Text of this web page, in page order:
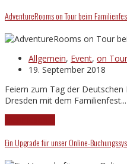
AdventureRooms on Tour beim
Allgemein, Event, on Tour
19. September 2018
Feiern zum Tag der
Dresden mit dem Familienfest...
Ein Upgrade für unser Online-